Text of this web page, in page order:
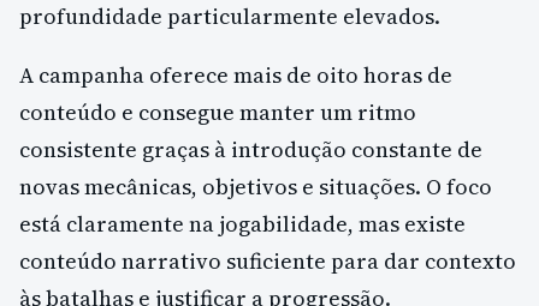
profundidade particularmente elevados.
A campanha oferece mais de oito horas de
conteúdo e consegue manter um ritmo
consistente graças à introdução constante de
novas mecânicas, objetivos e situações. O foco
está claramente na jogabilidade, mas existe
conteúdo narrativo suficiente para dar contexto
às batalhas e justificar a progressão.